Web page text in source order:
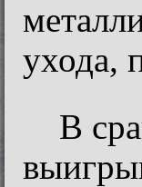
ухода,
В